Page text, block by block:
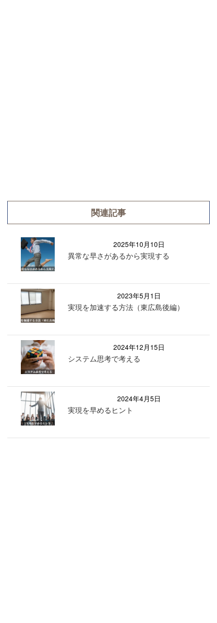
関連記事
2025年10月10日
異常な早さがあるから実現する
2023年5月1日
実現を加速する方法（東広島後編）
2024年12月15日
システム思考で考える
2024年4月5日
実現を早めるヒント